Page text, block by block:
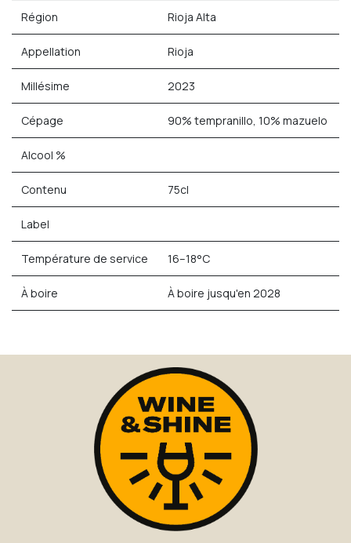
Région Rioja Alta
Appellation Rioja
Millésime 2023
Cépage 90% tempranillo, 10% mazuelo
Alcool %
Contenu 75cl
Label
Température de service 16–18°C
À boire À boire jusqu'en 2028